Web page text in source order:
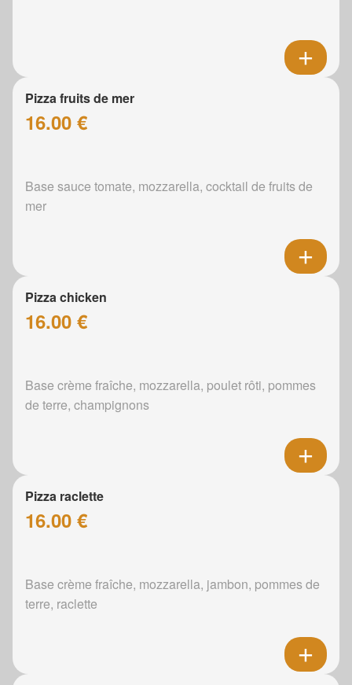
Pizza fruits de mer
16.00 €
Base sauce tomate, mozzarella, cocktail de fruits de
mer
Pizza chicken
16.00 €
Base crème fraîche, mozzarella, poulet rôti, pommes
de terre, champignons
Pizza raclette
16.00 €
Base crème fraîche, mozzarella, jambon, pommes de
terre, raclette